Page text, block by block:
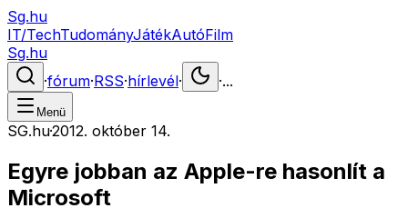
Sg.hu
IT/TechTudományJátékAutóFilm
Sg.hu
·fórum·RSS·hírlevél· ·...
Menü
SG.hu·2012. október 14.
Egyre jobban az Apple-re hasonlít a
Microsoft